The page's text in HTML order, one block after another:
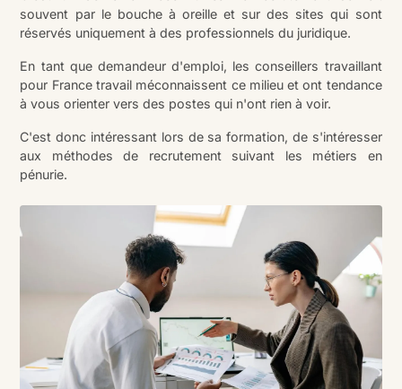
souvent par le bouche à oreille et sur des sites qui sont
réservés uniquement à des professionnels du juridique.
En tant que demandeur d'emploi, les conseillers travaillant
pour France travail méconnaissent ce milieu et ont tendance
à vous orienter vers des postes qui n'ont rien à voir.
C'est donc intéressant lors de sa formation, de s'intéresser
aux méthodes de recrutement suivant les métiers en
pénurie.